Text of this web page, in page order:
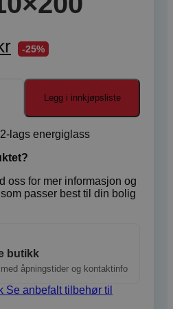
-25%
Legg i innkjøpsliste
lags energiglass
oss for mer informasjon og
passer best til din bolig
butikk
åpningstider og kontaktinfo
Se anbefalt tilbehør til